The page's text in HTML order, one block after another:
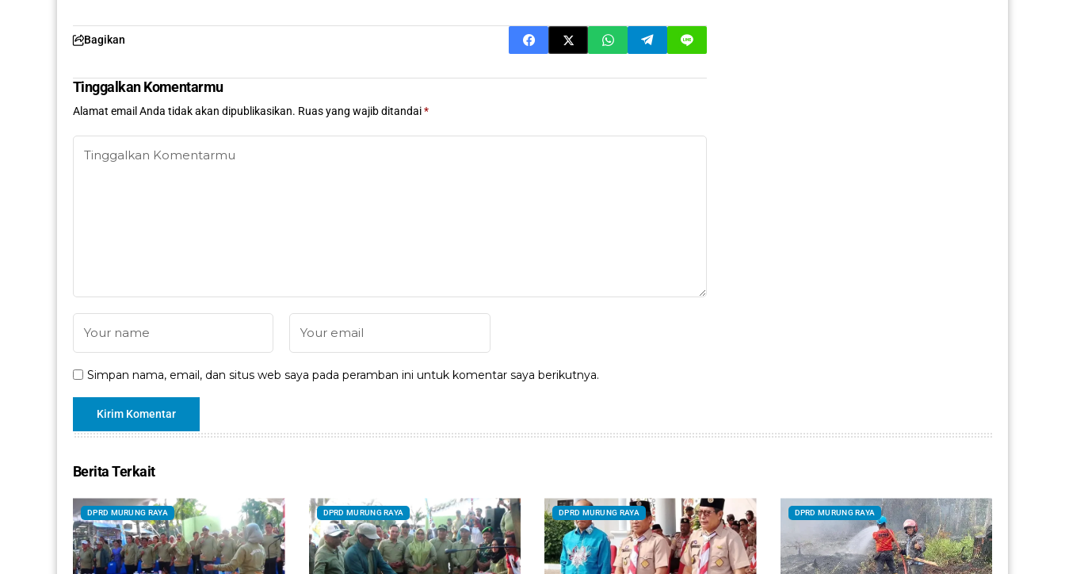
Bagikan
Tinggalkan Komentarmu
Alamat email Anda tidak akan dipublikasikan. Ruas yang wajib ditandai*
Simpan nama, email, dan situs web saya pada peramban ini untuk komentar saya berikutnya.
Berita Terkait
DPRD MURUNG RAYA DPRD MURUNG RAYA DPRD MURUNG RAYA DPRD MURUNG RAYA